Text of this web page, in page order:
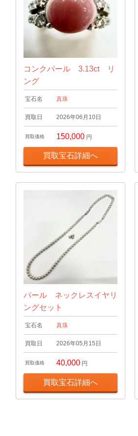
コンクパール 3.13ct リ
ング
宝石名 真珠
買取日 2026年06月10日
買取価格 150,000 円
買取宝石詳細へ
パール ネックレスイヤリ
ングセット
宝石名 真珠
買取日 2026年05月15日
買取価格 40,000 円
買取宝石詳細へ